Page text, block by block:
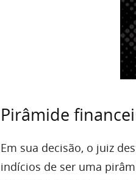
Pirâmide
Em sua decisão, o juiz
indícios de ser uma